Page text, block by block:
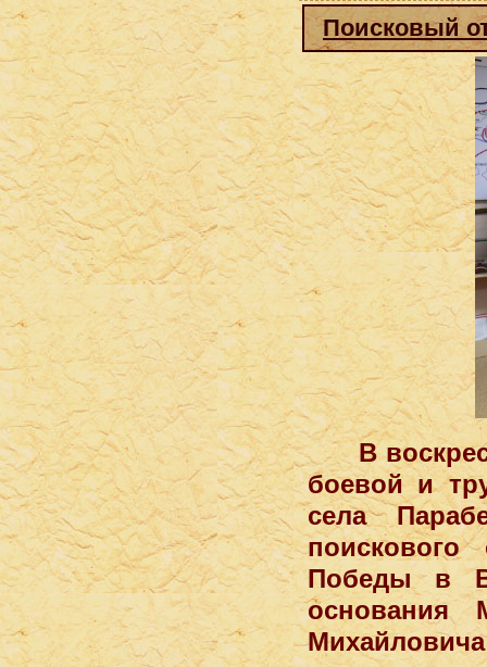
Поисковый
В
боевой и
села
Победы в
основания